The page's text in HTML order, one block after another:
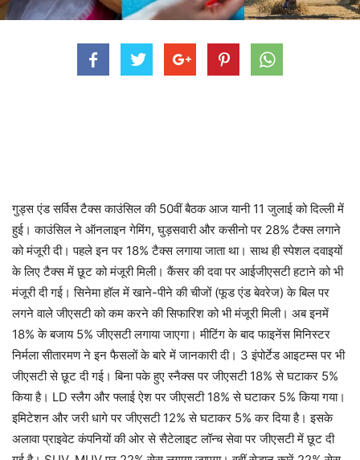
गुड्स एंड सर्विस टैक्स काउंसिल की 50वीं बैठक आज यानी 11 जुलाई को दिल्ली में
हुई। काउंसिल ने ऑनलाइन गेमिंग, घुड़सवारी और कसीनो पर 28% टैक्स लगाने
को मंजूरी दी। पहले इन पर 18% टैक्स लगाया जाता था। साथ ही स्पेशल दवाइयों
के लिए टैक्स में छूट को मंजूरी मिली। कैंसर की दवा पर आईजीएसटी हटाने को भी
मंजूरी दी गई। सिनेमा हॉल में खाने-पीने की चीजों (फूड एंड बेवरेज) के बिल पर
लगने वाले जीएसटी को कम करने की सिफारिश को भी मंजूरी मिली। अब इनमें
18% के बजाय 5% जीएसटी लगाया जाएगा। मीटिंग के बाद फाइनेंस मिनिस्टर
निर्मला सीतारमण ने इन फैसलों के बारे में जानकारी दी। 3 इंपोर्टेड आइटम्स पर भी
जीएसटी से छूट दी गई। बिना पके हुए स्नैक्स पर जीएसटी 18% से घटाकर 5%
किया है। LD स्लैग और फ्लाई ऐश पर जीएसटी 18% से घटाकर 5% किया गया।
इमिटेशन और जरी धागे पर जीएसटी 12% से घटाकर 5% कर दिया है। इसके
अलावा प्राइवेट कंपनियों की ओर से सैटेलाइट लॉन्च सेवा पर जीएसटी में छूट दी